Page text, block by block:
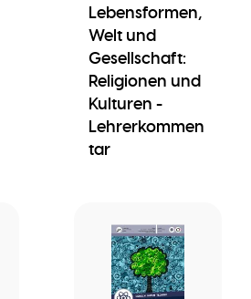
Lebensformen,
Welt und
Gesellschaft:
Religionen und
Kulturen -
Lehrerkommen
tar